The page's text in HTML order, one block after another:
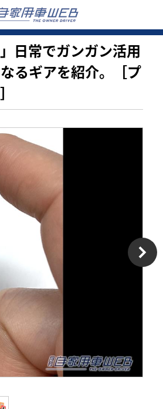
日常でガンガン活用
るギアを紹介。［プ